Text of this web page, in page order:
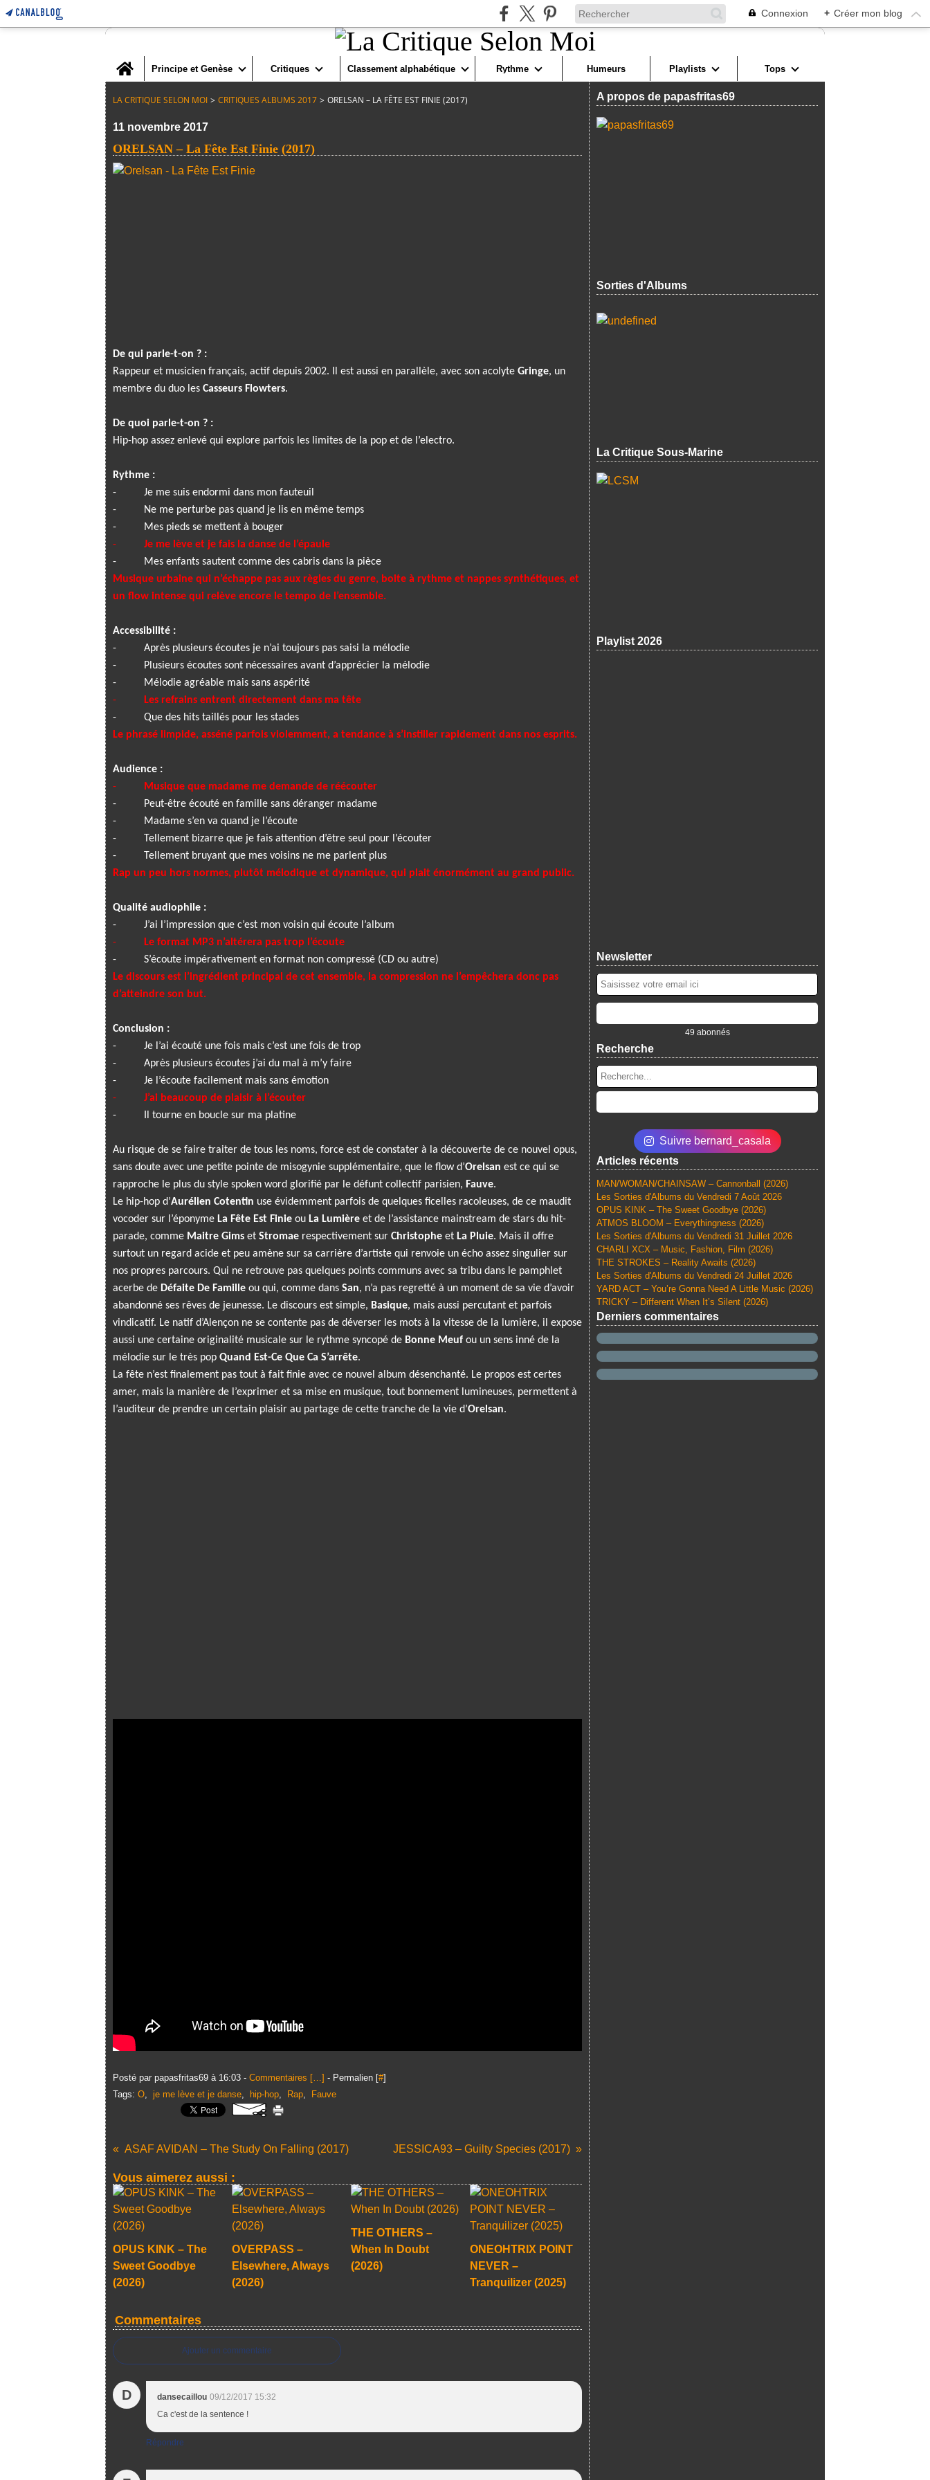
Connexion + Créer mon blog
Home
Principe et Genèse Critiques Classement alphabétique Rythme Humeurs Playlists Tops
LA CRITIQUE SELON MOI > CRITIQUES ALBUMS 2017 > ORELSAN – LA FÊTE EST FINIE (2017)
11 novembre 2017
ORELSAN – La Fête Est Finie (2017)
De qui parle-t-on ? :
Rappeur et musicien français, actif depuis 2002. Il est aussi en parallèle, avec son acolyte Gringe, un
membre du duo les Casseurs Flowters.
De quoi parle-t-on ? :
Hip-hop assez enlevé qui explore parfois les limites de la pop et de l’electro.
Rythme :
-
Je me suis endormi dans mon fauteuil
-
Ne me perturbe pas quand je lis en même temps
-
Mes pieds se mettent à bouger
-
Je me lève et je fais la danse de l’épaule
-
Mes enfants sautent comme des cabris dans la pièce
Musique urbaine qui n’échappe pas aux règles du genre, boite à rythme et nappes synthétiques, et
un flow intense qui relève encore le tempo de l’ensemble.
Accessibilité :
-
Après plusieurs écoutes je n’ai toujours pas saisi la mélodie
-
Plusieurs écoutes sont nécessaires avant d’apprécier la mélodie
-
Mélodie agréable mais sans aspérité
-
Les refrains entrent directement dans ma tête
-
Que des hits taillés pour les stades
Le phrasé limpide, asséné parfois violemment, a tendance à s’instiller rapidement dans nos esprits.
Audience :
-
Musique que madame me demande de réécouter
-
Peut-être écouté en famille sans déranger madame
-
Madame s’en va quand je l’écoute
-
Tellement bizarre que je fais attention d’être seul pour l’écouter
-
Tellement bruyant que mes voisins ne me parlent plus
Rap un peu hors normes, plutôt mélodique et dynamique, qui plait énormément au grand public.
Qualité audiophile :
-
J’ai l’impression que c’est mon voisin qui écoute l’album
-
Le format MP3 n’altérera pas trop l’écoute
-
S’écoute impérativement en format non compressé (CD ou autre)
Le discours est l’ingrédient principal de cet ensemble, la compression ne l’empêchera donc pas
d’atteindre son but.
Conclusion :
-
Je l’ai écouté une fois mais c’est une fois de trop
-
Après plusieurs écoutes j’ai du mal à m’y faire
-
Je l’écoute facilement mais sans émotion
-
J’ai beaucoup de plaisir à l’écouter
-
Il tourne en boucle sur ma platine
Au risque de se faire traiter de tous les noms, force est de constater à la découverte de ce nouvel opus,
sans doute avec une petite pointe de misogynie supplémentaire, que le flow d’Orelsan est ce qui se
rapproche le plus du style spoken word glorifié par le défunt collectif parisien, Fauve.
Le hip-hop d’Aurélien Cotentin use évidemment parfois de quelques ficelles racoleuses, de ce maudit
vocoder sur l’éponyme La Fête Est Finie ou La Lumière et de l’assistance mainstream de stars du hit-
parade, comme Maitre Gims et Stromae respectivement sur Christophe et La Pluie. Mais il offre
surtout un regard acide et peu amène sur sa carrière d’artiste qui renvoie un écho assez singulier sur
nos propres parcours. Qui ne retrouve pas quelques points communs avec sa tribu dans le pamphlet
acerbe de Défaite De Famille ou qui, comme dans San, n’a pas regretté à un moment de sa vie d’avoir
abandonné ses rêves de jeunesse. Le discours est simple, Basique, mais aussi percutant et parfois
vindicatif. Le natif d’Alençon ne se contente pas de déverser les mots à la vitesse de la lumière, il expose
aussi une certaine originalité musicale sur le rythme syncopé de Bonne Meuf ou un sens inné de la
mélodie sur le très pop Quand Est-Ce Que Ca S’arrête.
La fête n’est finalement pas tout à fait finie avec ce nouvel album désenchanté. Le propos est certes
amer, mais la manière de l’exprimer et sa mise en musique, tout bonnement lumineuses, permettent à
l’auditeur de prendre un certain plaisir au partage de cette tranche de la vie d’Orelsan.
Posté par papasfritas69 à 16:03 - Commentaires […] - Permalien [#]
Tags: O, je me lève et je danse, hip-hop, Rap, Fauve
ASAF AVIDAN – The Study On Falling (2017) JESSICA93 – Guilty Species (2017)
Vous aimerez aussi :
OPUS KINK – The
Sweet Goodbye
(2026)
OVERPASS –
Elsewhere, Always
(2026)
THE OTHERS –
When In Doubt
(2026)
ONEOHTRIX POINT
NEVER –
Tranquilizer (2025)
Commentaires
Ajouter un commentaire
D dansecaillou 09/12/2017 15:32
Ca c'est de la sentence !
Répondre
A propos de papasfritas69
Sorties d'Albums
La Critique Sous-Marine
Playlist 2026
Newsletter
49 abonnés
Recherche
Suivre bernard_casala
Articles récents
MAN/WOMAN/CHAINSAW – Cannonball (2026)
Les Sorties d'Albums du Vendredi 7 Août 2026
OPUS KINK – The Sweet Goodbye (2026)
ATMOS BLOOM – Everythingness (2026)
Les Sorties d'Albums du Vendredi 31 Juillet 2026
CHARLI XCX – Music, Fashion, Film (2026)
THE STROKES – Reality Awaits (2026)
Les Sorties d'Albums du Vendredi 24 Juillet 2026
YARD ACT – You’re Gonna Need A Little Music (2026)
TRICKY – Different When It’s Silent (2026)
Derniers commentaires